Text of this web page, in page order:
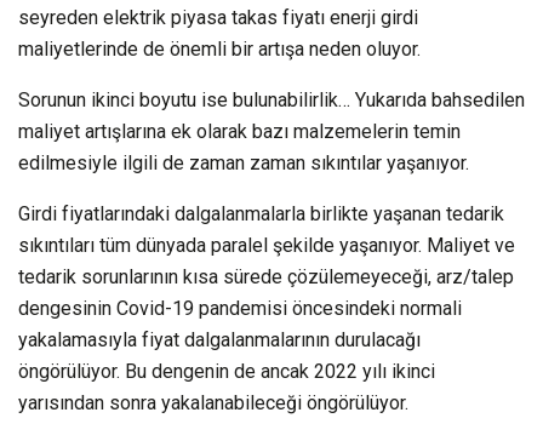
seyreden elektrik piyasa takas fiyatı enerji girdi
maliyetlerinde de önemli bir artışa neden oluyor.
Sorunun ikinci boyutu ise bulunabilirlik… Yukarıda bahsedilen
maliyet artışlarına ek olarak bazı malzemelerin temin
edilmesiyle ilgili de zaman zaman sıkıntılar yaşanıyor.
Girdi fiyatlarındaki dalgalanmalarla birlikte yaşanan tedarik
sıkıntıları tüm dünyada paralel şekilde yaşanıyor. Maliyet ve
tedarik sorunlarının kısa sürede çözülemeyeceği, arz/talep
dengesinin Covid-19 pandemisi öncesindeki normali
yakalamasıyla fiyat dalgalanmalarının durulacağı
öngörülüyor. Bu dengenin de ancak 2022 yılı ikinci
yarısından sonra yakalanabileceği öngörülüyor.